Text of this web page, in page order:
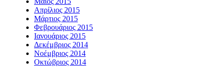
Απρίλιος 2015
Μάρτιος 2015
Φεβρουάριος 2015
Ιανουάριος 2015
Δεκέμβριος 2014
Νοέμβριος 2014
Οκτώβριος 2014